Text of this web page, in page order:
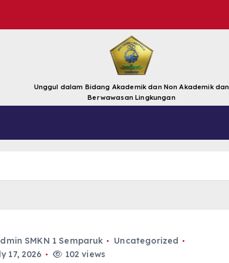
Unggul dalam Bidang Akademik dan Non Akademik dan
Berwawasan Lingkungan
SMKN 1 Semparuk
Uncategorized
17, 2026
102 views